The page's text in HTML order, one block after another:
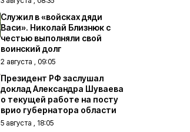
Служил в «войсках дяди
Васи». Николай Близнюк с
честью выполняли свой
воинский долг
2 августа , 09:05
Президент РФ заслушал
доклад Александра Шуваева
о текущей работе на посту
врио губернатора области
5 августа , 18:05